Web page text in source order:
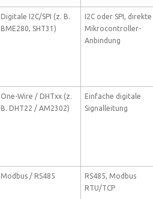
Digitale I2C/SPI (z. B.
BME280, SHT31)
I2C oder SPI, direkte
Mikrocontroller-
Anbindung
One-Wire / DHTxx (z.
B. DHT22 / AM2302)
Einfache digitale
Signalleitung
Modbus / RS485
RS485, Modbus
RTU/TCP